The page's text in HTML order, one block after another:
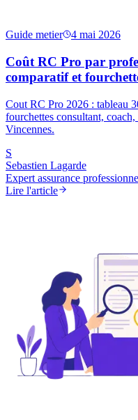
Guide metier 4 mai 2026
Coût RC Pro par
comparatif et
Cout RC Pro 2026 : tableau
fourchettes consultant,
Vincennes.
S
Sebastien Lagarde
Expert assurance
Lire l'article